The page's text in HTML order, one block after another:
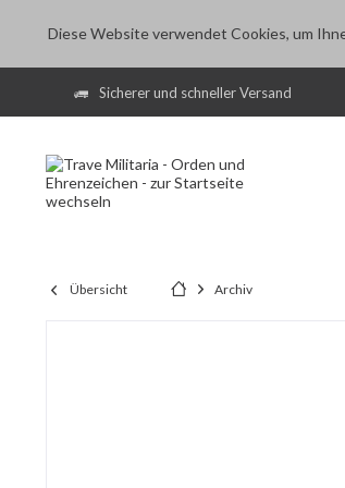
Diese Website verwendet Cookies, um
Sicherer und schneller Versand
Übersicht Archiv